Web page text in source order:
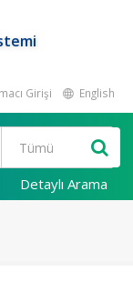
Girişi English
Detaylı Arama